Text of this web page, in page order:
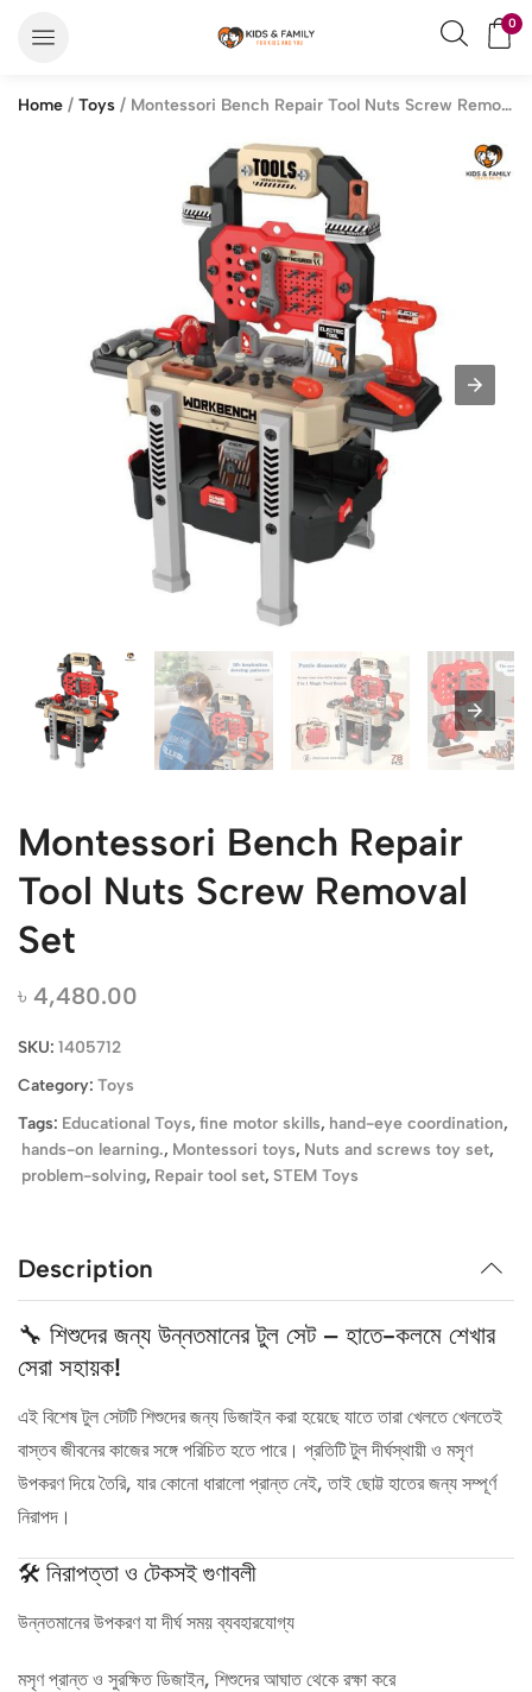
0
Home / Toys / Montessori Bench Repair Tool Nuts Screw Removal Set
Montessori Bench Repair
Tool Nuts Screw Removal
Set
৳ 4,480.00
SKU: 1405712
Category: Toys
Tags: Educational Toys, fine motor skills, hand-eye coordination,
hands-on learning., Montessori toys, Nuts and screws toy set,
problem-solving, Repair tool set, STEM Toys
Description
🔧 শিশুদের জন্য উন্নতমানের টুল সেট – হাতে-কলমে শেখার
সেরা সহায়ক!
এই বিশেষ টুল সেটটি শিশুদের জন্য ডিজাইন করা হয়েছে যাতে তারা খেলতে খেলতেই
বাস্তব জীবনের কাজের সঙ্গে পরিচিত হতে পারে। প্রতিটি টুল দীর্ঘস্থায়ী ও মসৃণ
উপকরণ দিয়ে তৈরি, যার কোনো ধারালো প্রান্ত নেই, তাই ছোট্ট হাতের জন্য সম্পূর্ণ
নিরাপদ।
🛠️ নিরাপত্তা ও টেকসই গুণাবলী
উন্নতমানের উপকরণ যা দীর্ঘ সময় ব্যবহারযোগ্য
মসৃণ প্রান্ত ও সুরক্ষিত ডিজাইন, শিশুদের আঘাত থেকে রক্ষা করে